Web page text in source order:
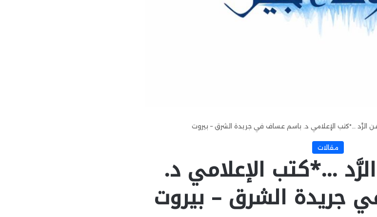
عَن الرَّد …*كتب الإعلامي د. باسم عساف في جريدة الشرق – بيروت
مقالات
…*كتب الإعلامي د.
جريدة الشرق – بيروت